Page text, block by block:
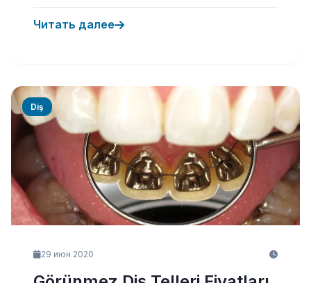
Читать далее
Diş
29 июн 2020